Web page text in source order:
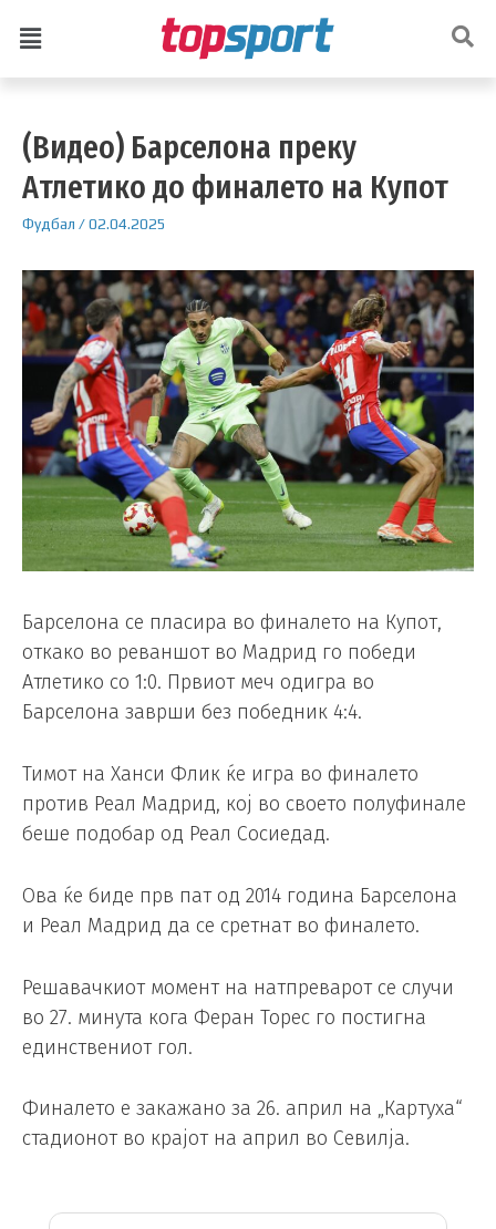
(Видео) Барселона преку
Атлетико до финалето на Купот
Фудбал /02.04.2025
Барселона се пласира во финалето на Купот,
откако во реваншот во Мадрид го победи
Атлетико со 1:0. Првиот меч одигра во
Барселона заврши без победник 4:4.
Тимот на Ханси Флик ќе игра во финалето
против Реал Мадрид, кој во своето полуфинале
беше подобар од Реал Сосиедад.
Ова ќе биде прв пат од 2014 година Барселона
и Реал Мадрид да се сретнат во финалето.
Решавачкиот момент на натпреварот се случи
во 27. минута кога Феран Торес го постигна
единствениот гол.
Финалето е закажано за 26. април на „Картуха“
стадионот во крајот на април во Севилја.